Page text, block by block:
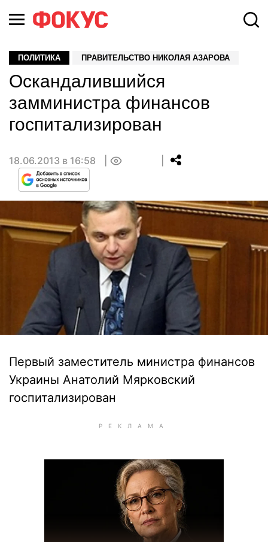
ПОЛИТИКА ПРАВИТЕЛЬСТВО НИКОЛАЯ АЗАРОВА
Оскандалившийся
замминистра финансов
госпитализирован
18.06.2013 в 16:58
Первый заместитель министра финансов
Украины Анатолий Мярковский
госпитализирован